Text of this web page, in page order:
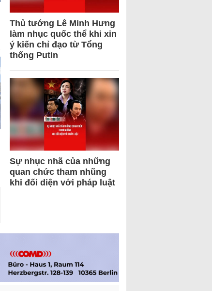
Thủ tướng Lê Minh Hưng
làm nhục quốc thể khi xin
ý kiến chỉ đạo từ Tổng
thống Putin
Sự nhục nhã của những
quan chức tham nhũng
khi đối diện với pháp luật